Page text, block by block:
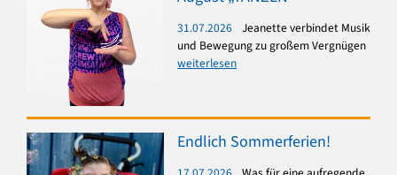
31.07.2026 Jeanette verbindet Musik
und Bewegung zu großem Vergnügen
weiterlesen
Endlich Sommerferien!